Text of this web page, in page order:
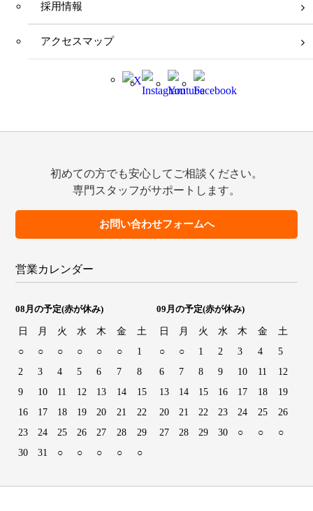
採用情報
アクセスマップ
初めての方でも安心してご相談ください。
専門スタッフがサポートします。
お問い合わせフォームへ
営業カレンダー
08月の予定(赤が休み)
日 月 火 水 木 金
土
○
○ ○ ○ ○ ○
1
2
3 4 5 6 7
8
9
10 11 12 13 14
15
16
17 18 19 20 21
22
23
24 25 26 27 28
29
30
31 ○ ○ ○ ○ ○
09月の予定(赤が休み)
日 月 火 水 木 金
土
○
○ 1 2 3 4
5
6
7 8 9 10 11
12
13
14 15 16 17 18
19
20
21 22 23 24 25
26
27
28 29 30 ○ ○ ○